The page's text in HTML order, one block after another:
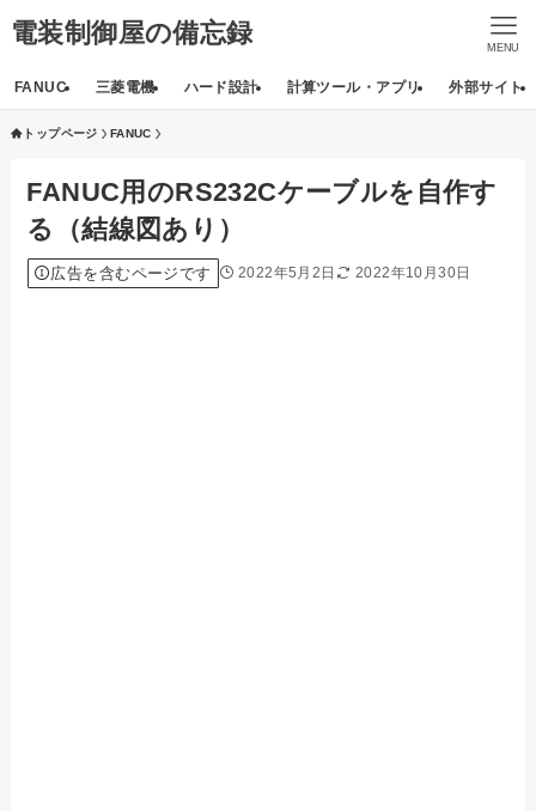
電装制御屋の備忘録 MENU
FANUC 三菱電機 ハード設計 計算ツール・アプリ 外部サイト
トップページ FANUC
FANUC用のRS232Cケーブルを自作す
る（結線図あり）
広告を含むページです 2022年5月2日 2022年10月30日